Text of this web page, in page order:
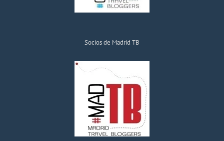
Socios de Madrid TB